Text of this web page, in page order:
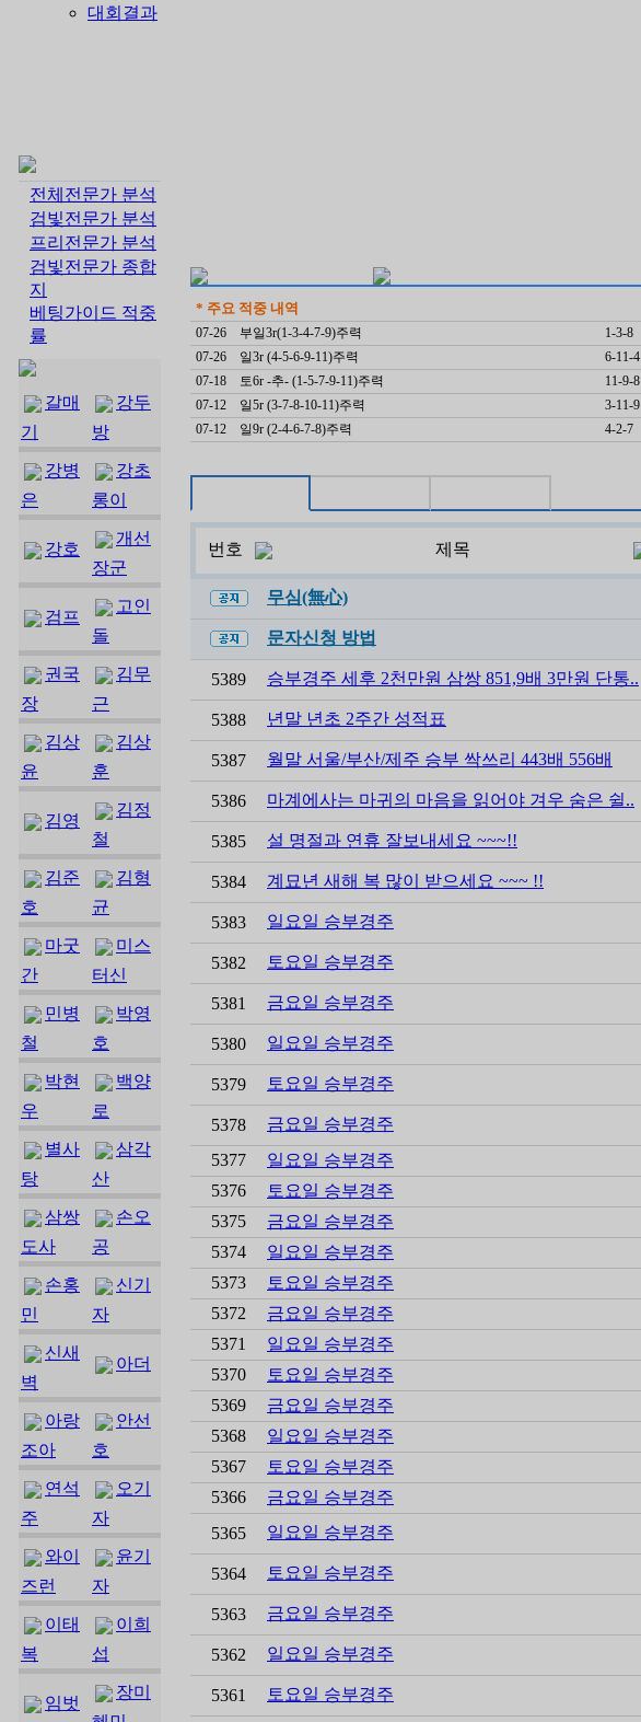
대회결과
전체전문가 분석
검빛전문가 분석
프리전문가 분석
검빛전문가 종합
지
베팅가이드 적중
률
갈매
기
강두
방
강병
은
강초
롱이
강호
개선
장군
검프
고인
돌
권국
장
김무
근
김상
윤
김상
훈
김영
김정
철
김준
호
김형
균
마굿
간
미스
터신
민병
철
박영
호
박현
우
백양
로
별사
탕
삼각
산
삼쌍
도사
손오
공
손홍
민
신기
자
신새
벽
아더
아랑
조아
안선
호
연석
주
오기
자
와이
즈런
윤기
자
이태
복
이희
섭
임벗
장미
* 주요 적중 내역
07-26 부일3r(1-3-4-7-9)주력 1-3-8
07-26
일3r (4-5-6-9-11)주력 6-11-4
07-18
토6r -추- (1-5-7-9-11)주력 11-9-8
07-12
일5r (3-7-8-10-11)주력 3-11-9
07-12
일9r (2-4-6-7-8)주력 4-2-7
번호 제목
무심(無心)
문자신청 방법
5389 승부경주 세후 2천만원 삼쌍 851,9배 3만원 단통..
5388 년말 년초 2주간 성적표
5387 월말 서울/부산/제주 승부 싹쓰리 443배 556배
5386 마계에사는 마귀의 마음을 읽어야 겨우 숨은 쉴..
5385 설 명절과 연휴 잘보내세요 ~~~!!
5384 계묘년 새해 복 많이 받으세요 ~~~ !!
5383 일요일 승부경주
5382 토요일 승부경주
5381 금요일 승부경주
5380 일요일 승부경주
5379 토요일 승부경주
5378 금요일 승부경주
5377
일요일 승부경주
5376
토요일 승부경주
5375
금요일 승부경주
5374
일요일 승부경주
5373
토요일 승부경주
5372
금요일 승부경주
5371
일요일 승부경주
5370
토요일 승부경주
5369
금요일 승부경주
5368
일요일 승부경주
5367
토요일 승부경주
5366
금요일 승부경주
5365
일요일 승부경주
5364 토요일 승부경주
5363 금요일 승부경주
5362 일요일 승부경주
5361 토요일 승부경주